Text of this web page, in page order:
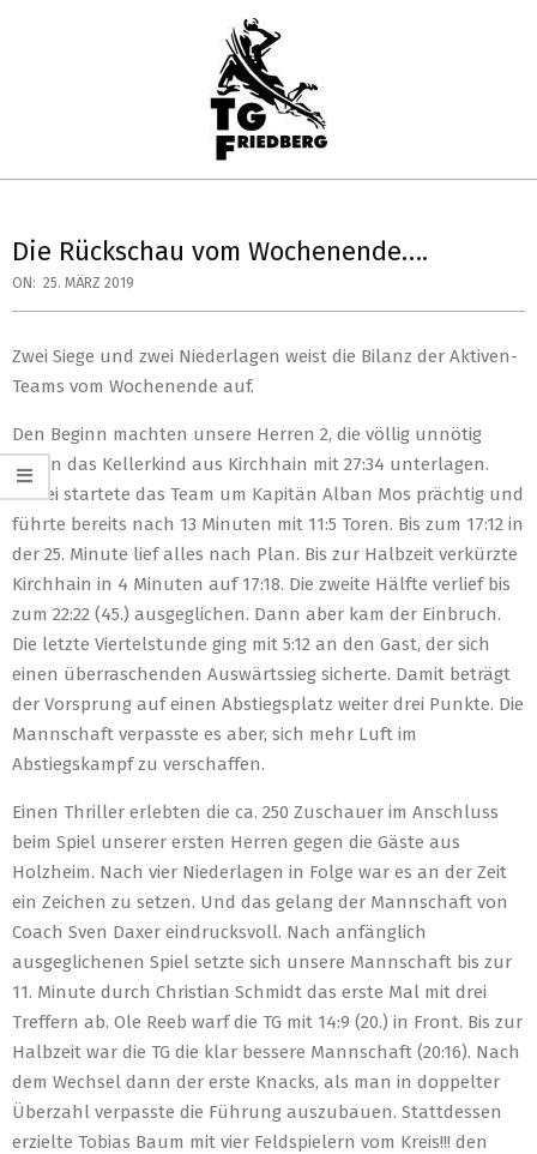
TG
HANDBALL
Menu
Die Rückschau vom Wochenende….
ON: 25. MÄRZ 2019
Zwei Siege und zwei Niederlagen weist die Bilanz der Aktiven-
Teams vom Wochenende auf.
Den Beginn machten unsere Herren 2, die völlig unnötig
gegen das Kellerkind aus Kirchhain mit 27:34 unterlagen.
Dabei startete das Team um Kapitän Alban Mos prächtig und
führte bereits nach 13 Minuten mit 11:5 Toren. Bis zum 17:12 in
der 25. Minute lief alles nach Plan. Bis zur Halbzeit verkürzte
Kirchhain in 4 Minuten auf 17:18. Die zweite Hälfte verlief bis
zum 22:22 (45.) ausgeglichen. Dann aber kam der Einbruch.
Die letzte Viertelstunde ging mit 5:12 an den Gast, der sich
einen überraschenden Auswärtssieg sicherte. Damit beträgt
der Vorsprung auf einen Abstiegsplatz weiter drei Punkte. Die
Mannschaft verpasste es aber, sich mehr Luft im
Abstiegskampf zu verschaffen.
Einen Thriller erlebten die ca. 250 Zuschauer im Anschluss
beim Spiel unserer ersten Herren gegen die Gäste aus
Holzheim. Nach vier Niederlagen in Folge war es an der Zeit
ein Zeichen zu setzen. Und das gelang der Mannschaft von
Coach Sven Daxer eindrucksvoll. Nach anfänglich
ausgeglichenen Spiel setzte sich unsere Mannschaft bis zur
11. Minute durch Christian Schmidt das erste Mal mit drei
Treffern ab. Ole Reeb warf die TG mit 14:9 (20.) in Front. Bis zur
Halbzeit war die TG die klar bessere Mannschaft (20:16). Nach
dem Wechsel dann der erste Knacks, als man in doppelter
Überzahl verpasste die Führung auszubauen. Stattdessen
erzielte Tobias Baum mit vier Feldspielern vom Kreis!!! den